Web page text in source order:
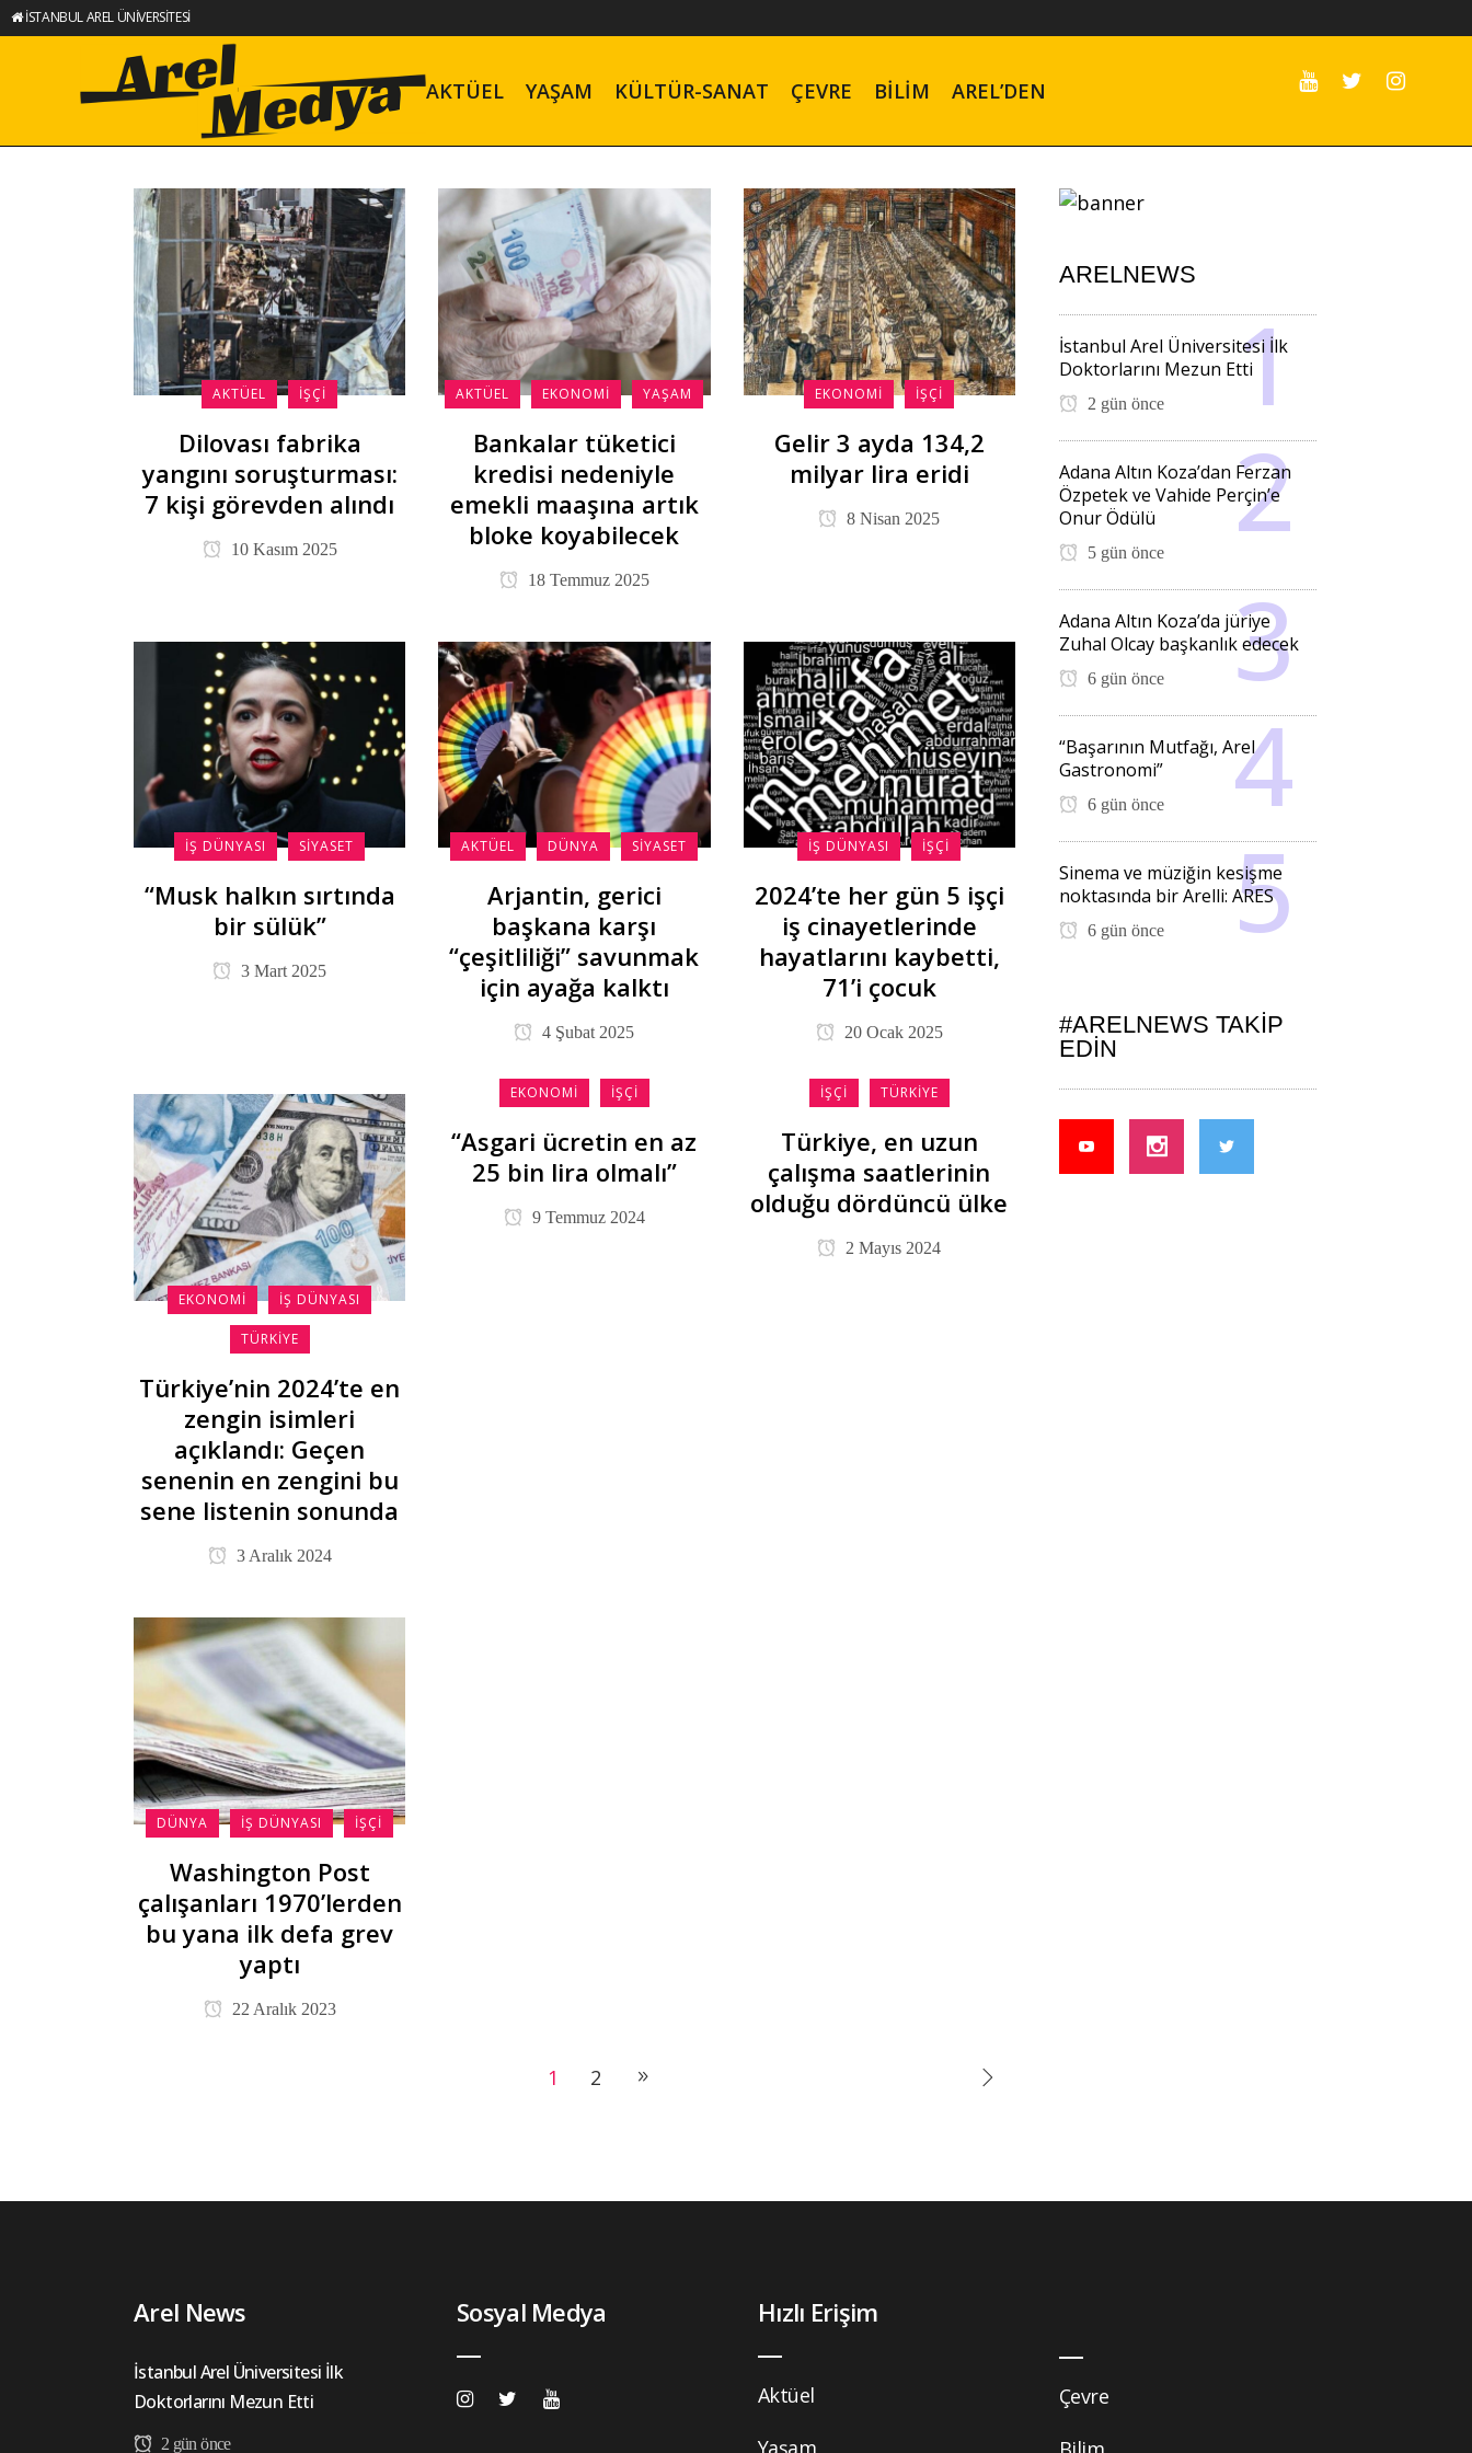
İSTANBUL AREL ÜNİVERSİTESİ
AKTÜEL YAŞAM KÜLTÜR-SANAT ÇEVRE BILIM AREL’DEN
AKTÜEL İŞÇI
Dilovası fabrika
yangını soruşturması:
7 kişi görevden alındı
10 Kasım 2025
AKTÜEL EKONOMI YAŞAM
Bankalar tüketici
kredisi nedeniyle
emekli maaşına artık
bloke koyabilecek
18 Temmuz 2025
EKONOMI İŞÇI
Gelir 3 ayda 134,2
milyar lira eridi
8 Nisan 2025
İŞ DÜNYASI SIYASET
“Musk halkın sırtında
bir sülük”
3 Mart 2025
AKTÜEL DÜNYA SIYASET
Arjantin, gerici
başkana karşı
“çeşitliliği” savunmak
için ayağa kalktı
4 Şubat 2025
İŞ DÜNYASI İŞÇI
2024’te her gün 5 işçi
iş cinayetlerinde
hayatlarını kaybetti,
71’i çocuk
20 Ocak 2025
EKONOMI İŞ DÜNYASI
TÜRKIYE
Türkiye’nin 2024’te en
zengin isimleri
açıklandı: Geçen
senenin en zengini bu
sene listenin sonunda
3 Aralık 2024
EKONOMI İŞÇI
“Asgari ücretin en az
25 bin lira olmalı”
9 Temmuz 2024
İŞÇI TÜRKIYE
Türkiye, en uzun
çalışma saatlerinin
olduğu dördüncü ülke
2 Mayıs 2024
DÜNYA İŞ DÜNYASI İŞÇI
Washington Post
çalışanları 1970’lerden
bu yana ilk defa grev
yaptı
22 Aralık 2023
1 2
ARELNEWS
İstanbul Arel Üniversitesi İlk
Doktorlarını Mezun Etti
2 gün önce
Adana Altın Koza’dan Ferzan
Özpetek ve Vahide Perçin’e
Onur Ödülü
5 gün önce
Adana Altın Koza’da jüriye
Zuhal Olcay başkanlık edecek
6 gün önce
“Başarının Mutfağı, Arel
Gastronomi”
6 gün önce
Sinema ve müziğin kesişme
noktasında bir Arelli: ARES
6 gün önce
#ARELNEWS TAKIP
EDIN
Arel News
İstanbul Arel Üniversitesi İlk
Doktorlarını Mezun Etti
2 gün önce
Sosyal Medya Hızlı Erişim
Aktüel
Yaşam
Çevre